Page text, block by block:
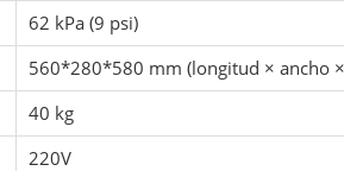
62 kPa (9 psi)
560*280*580 mm (longitud × ancho
40 kg
220V